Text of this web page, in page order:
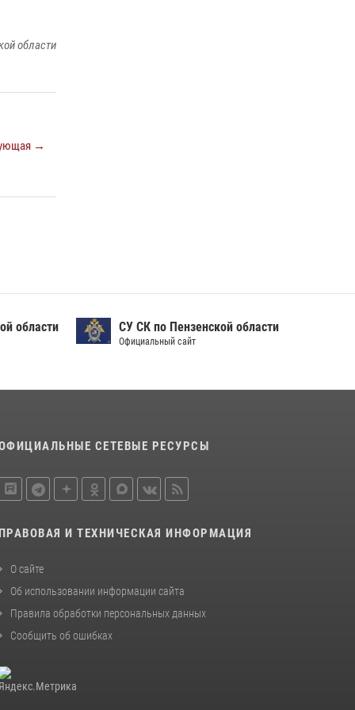
области
→
области СУ СК по Пензенской области
Официальный сайт
СЕТЕВЫЕ РЕСУРСЫ
ПРАВОВАЯ И ТЕХНИЧЕСКАЯ ИНФОРМАЦИЯ
О сайте
Об использовании информации сайта
Правила обработки персональных данных
Сообщить об ошибках